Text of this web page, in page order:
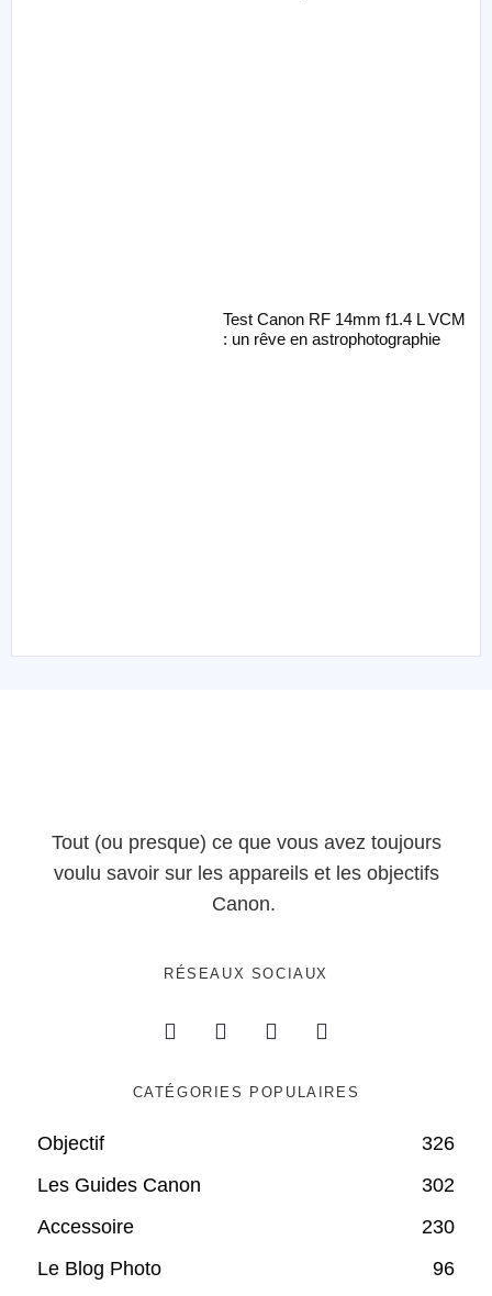
Test Canon RF 14mm f1.4 L VCM
: un rêve en astrophotographie
Tout (ou presque) ce que vous avez toujours
voulu savoir sur les appareils et les objectifs
Canon.
RÉSEAUX SOCIAUX
CATÉGORIES POPULAIRES
Objectif
326
Les Guides Canon
302
Accessoire
230
Le Blog Photo
96